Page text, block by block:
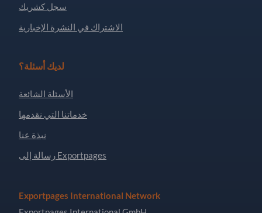
سجل كشريك
الاشتراك في النشرة الإخبارية
لديك أسئلة؟
الأسئلة الشائعة
خدماتنا التي نقدمها
نبذة عنا
رسالة إلى Exportpages
Exportpages International Network